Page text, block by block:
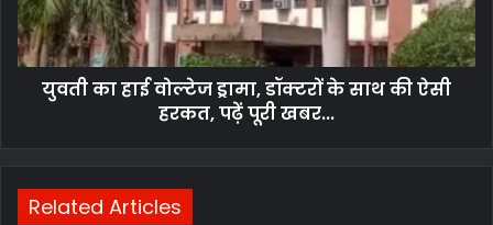
युवती का हाई वोल्टेज ड्रामा, डॉक्टरों के साथ की ऐसी
हरकत, पढ़ें पूरी खबर...
Related Articles